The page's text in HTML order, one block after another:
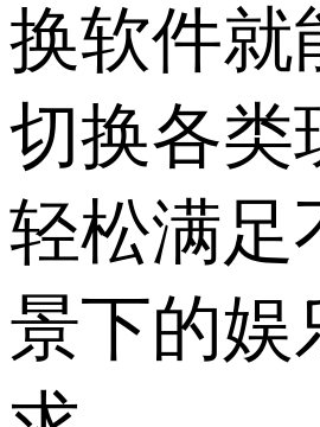
换软件就
切换各类
轻松满足
景下的娱